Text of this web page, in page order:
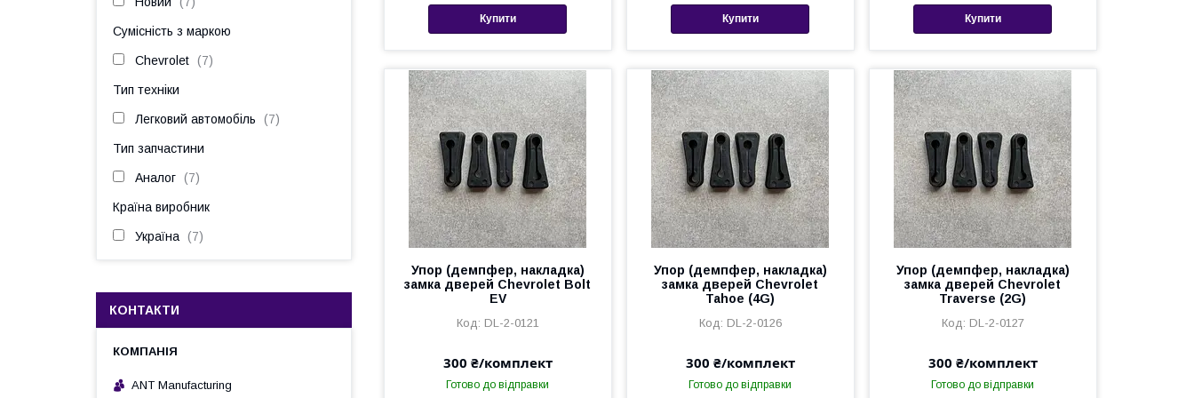
Купити Купити Купити
Упор (демпфер, накладка)
замка дверей Chevrolet Bolt
EV
DL-2-0121
300 ₴/комплект
Готово до відправки
Упор (демпфер, накладка)
замка дверей Chevrolet
Tahoe (4G)
DL-2-0126
300 ₴/комплект
Готово до відправки
Упор (демпфер, накладка)
замка дверей Chevrolet
Traverse (2G)
DL-2-0127
300 ₴/комплект
Готово до відправки
Сумісність з маркою
Chevrolet 7
Тип техніки
Легковий автомобіль 7
Тип запчастини
Аналог 7
Країна виробник
Україна 7
КОНТАКТИ
ANT Manufacturing